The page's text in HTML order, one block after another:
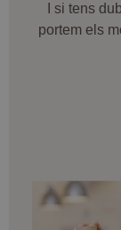
I si tens
portem els